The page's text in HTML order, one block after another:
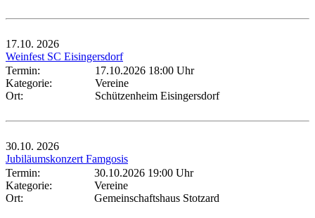
17.10. 2026
Weinfest SC Eisingersdorf
Termin:
17.10.2026 18:00 Uhr
Kategorie:
Vereine
Ort:
Schützenheim Eisingersdorf
30.10. 2026
Jubiläumskonzert Famgosis
Termin:
30.10.2026 19:00 Uhr
Kategorie:
Vereine
Ort:
Gemeinschaftshaus Stotzard